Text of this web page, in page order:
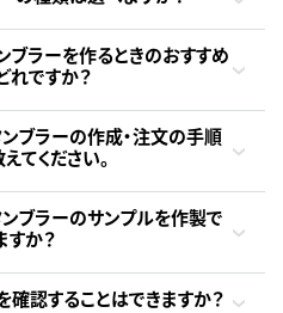
ブラーを作るときのおすすめ
れですか？
ブラーの作成・注文の手順
てください。
ブラーのサンプルを作製で
すか？
認することはできますか？